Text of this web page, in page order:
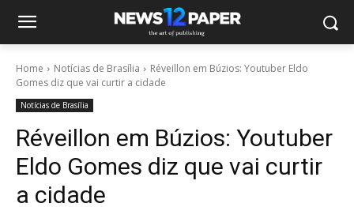
Home Notícias de Brasília
Réveillon em Búzios: Youtuber Eldo
Gomes diz que vai curtir a cidade
Notícias de Brasília
Réveillon em Búzios: Youtuber
Eldo Gomes diz que vai curtir
a cidade